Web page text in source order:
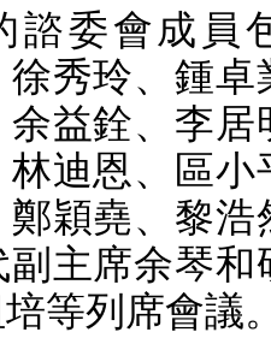
諮委會成員
秀玲、鍾卓
益銓、李居
迪恩、區小
穎堯、黎浩
主席余琴和
等列席會議